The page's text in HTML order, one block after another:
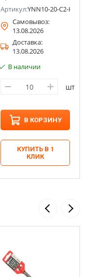
Артикул:YNN10-20-C2-K07-N
Самовывоз:
13.08.2026
Доставка:
13.08.2026
В наличии
шт
В КОРЗИНУ
КУПИТЬ В 1
КЛИК